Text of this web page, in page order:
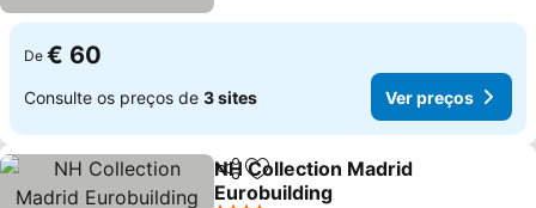
De € 60
Consulte os preços de 3 sites Ver preços
PartilharAdicionar aos favoritos
NH Collection Madrid
Eurobuilding